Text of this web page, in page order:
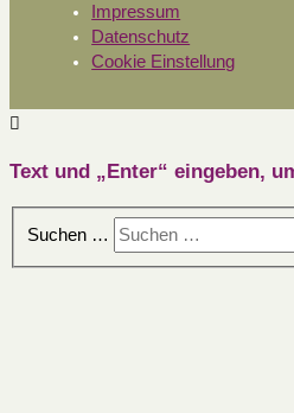
Impressum
Datenschutz
Cookie Einstellung
Text und „Enter“ eingeben,
Suchen …